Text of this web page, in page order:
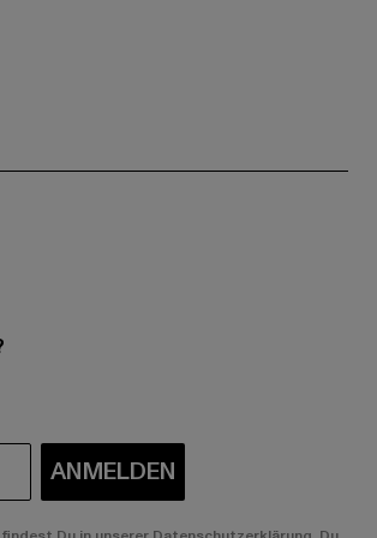
ANMELDEN